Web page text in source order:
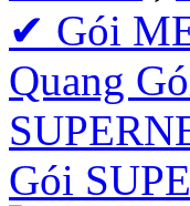
✔ Gói
Quang
Gói